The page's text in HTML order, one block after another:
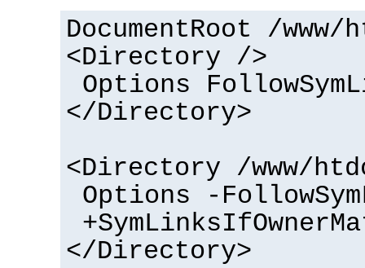
DocumentRoot /www/
<Directory />
Options
</Directory>
<Directory /www/
Options -
</Directory>